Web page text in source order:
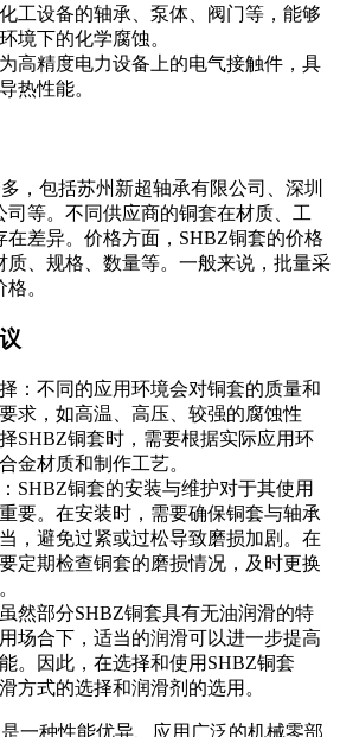
化工设备的轴承、泵体、阀门等，能够
境下的化学腐蚀。
为高精度电力设备上的电气接触件，具
热性能。
，包括苏州新超轴承有限公司、深圳
司等。不同供应商的铜套在材质、工
差异。价格方面，SHBZ铜套的价格
质、规格、数量等。一般来说，批量采
。
：不同的应用环境会对铜套的质量和
求，如高温、高压、较强的腐蚀性
SHBZ铜套时，需要根据实际应用环
金材质和制作工艺。
：SHBZ铜套的安装与维护对于其使用
要。在安装时，需要确保铜套与轴承
，避免过紧或过松导致磨损加剧。在
定期检查铜套的磨损情况，及时更换
虽然部分SHBZ铜套具有无油润滑的特
场合下，适当的润滑可以进一步提高
。因此，在选择和使用SHBZ铜套
方式的选择和润滑剂的选用。
一种性能优异、应用广泛的机械零部